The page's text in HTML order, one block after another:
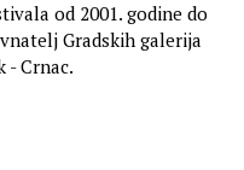
od 2001. godine do
Gradskih galerija
- Crnac.